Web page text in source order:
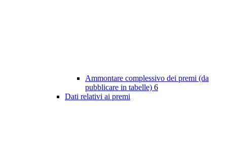
Ammontare complessivo dei premi (da
pubblicare in tabelle) 6
Dati relativi ai premi